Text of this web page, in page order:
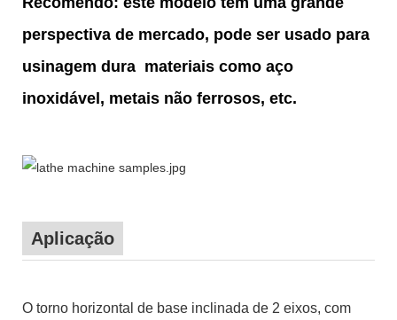
perspectiva de mercado, pode ser usado para
usinagem dura materiais como aço
inoxidável, metais não ferrosos, etc.
Aplicação
O torno horizontal de base inclinada de 2 eixos, com